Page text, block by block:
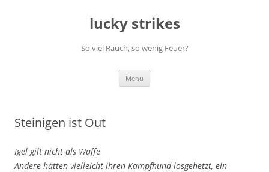
lucky strikes
So viel Rauch, so wenig Feuer?
Menu
Steinigen ist Out
Igel gilt nicht als Waffe
Andere hätten vielleicht ihren Kampfhund losgehetzt, ein